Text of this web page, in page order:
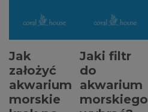
Jak
założyć
akwarium
morskie
Jaki filtr
do
akwarium
morskiego